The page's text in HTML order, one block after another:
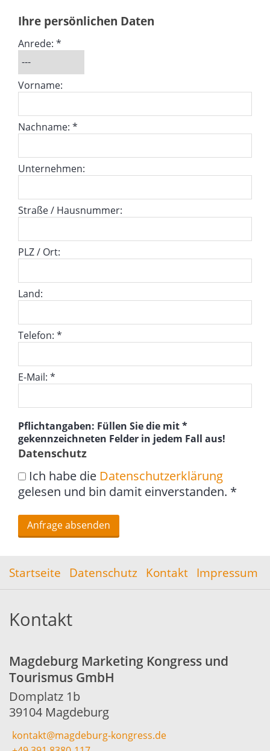
Ihre persönlichen Daten
Anrede: *
Vorname:
Nachname: *
Unternehmen:
Straße / Hausnummer:
PLZ / Ort:
Land:
Telefon: *
E-Mail: *
Pflichtangaben: Füllen Sie die mit *
gekennzeichneten Felder in jedem Fall aus!
Datenschutz
Ich habe die Datenschutzerklärung
gelesen und bin damit einverstanden. *
Startseite Datenschutz Kontakt Impressum
Kontakt
Magdeburg Marketing Kongress und
Tourismus GmbH
Domplatz 1b
39104 Magdeburg
kontakt@magdeburg-kongress.de